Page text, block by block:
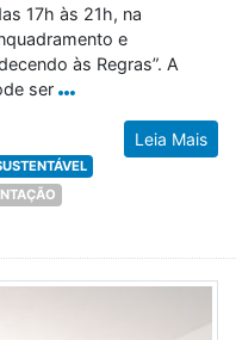
17h às 21h, na
e
às Regras”. A
ser
Leia Mais